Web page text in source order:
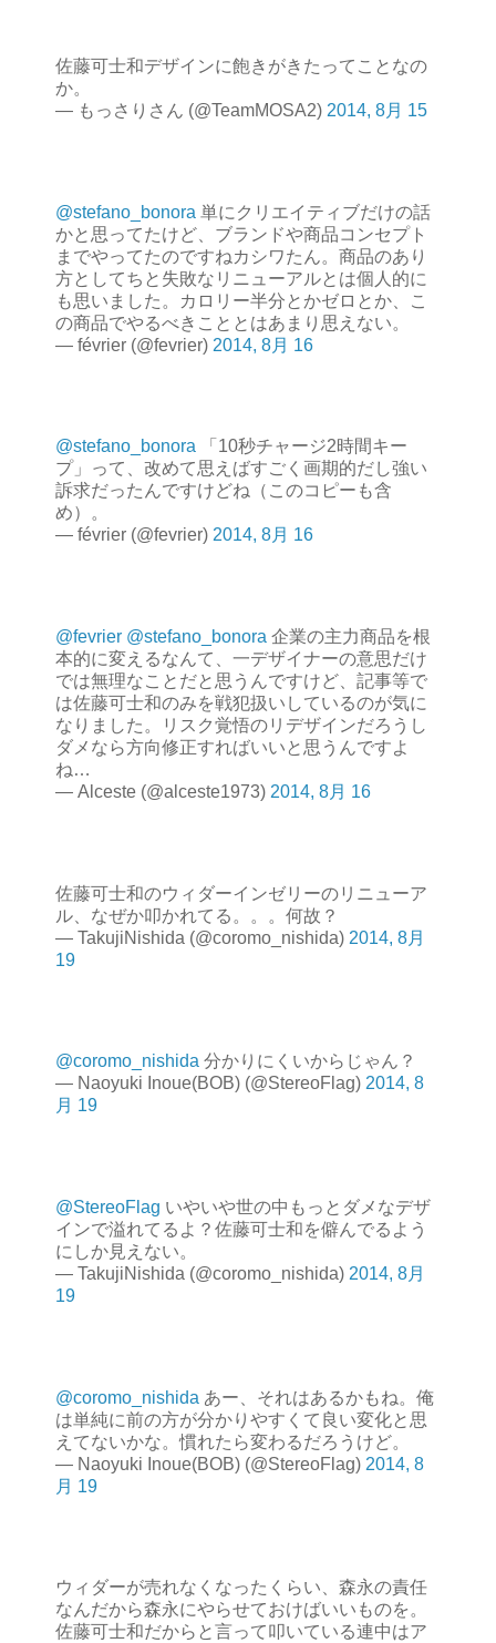
佐藤可士和デザインに飽きがきたってことなの
か。
— もっさりさん (@TeamMOSA2) 2014, 8月 15
@stefano_bonora 単にクリエイティブだけの話
かと思ってたけど、ブランドや商品コンセプト
までやってたのですねカシワたん。商品のあり
方としてちと失敗なリニューアルとは個人的に
も思いました。カロリー半分とかゼロとか、こ
の商品でやるべきこととはあまり思えない。
— février (@fevrier) 2014, 8月 16
@stefano_bonora 「10秒チャージ2時間キー
プ」って、改めて思えばすごく画期的だし強い
訴求だったんですけどね（このコピーも含
め）。
— février (@fevrier) 2014, 8月 16
@fevrier @stefano_bonora 企業の主力商品を根
本的に変えるなんて、一デザイナーの意思だけ
では無理なことだと思うんですけど、記事等で
は佐藤可士和のみを戦犯扱いしているのが気に
なりました。リスク覚悟のリデザインだろうし
ダメなら方向修正すればいいと思うんですよ
ね…
— Alceste (@alceste1973) 2014, 8月 16
佐藤可士和のウィダーインゼリーのリニューア
ル、なぜか叩かれてる。。。何故？
— TakujiNishida (@coromo_nishida) 2014, 8月
19
@coromo_nishida 分かりにくいからじゃん？
— Naoyuki Inoue(BOB) (@StereoFlag) 2014, 8
月 19
@StereoFlag いやいや世の中もっとダメなデザ
インで溢れてるよ？佐藤可士和を僻んでるよう
にしか見えない。
— TakujiNishida (@coromo_nishida) 2014, 8月
19
@coromo_nishida あー、それはあるかもね。俺
は単純に前の方が分かりやすくて良い変化と思
えてないかな。慣れたら変わるだろうけど。
— Naoyuki Inoue(BOB) (@StereoFlag) 2014, 8
月 19
ウィダーが売れなくなったくらい、森永の責任
なんだから森永にやらせておけばいいものを。
佐藤可士和だからと言って叩いている連中はア